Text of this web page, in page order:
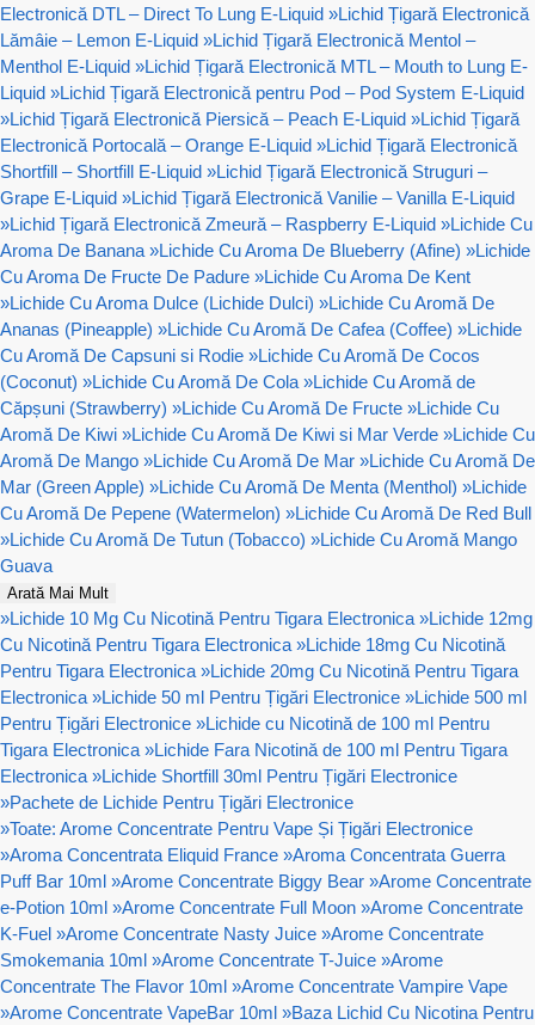
Electronică DTL – Direct To Lung E-Liquid »Lichid Țigară Electronică
Lămâie – Lemon E-Liquid »Lichid Țigară Electronică Mentol –
Menthol E-Liquid »Lichid Țigară Electronică MTL – Mouth to Lung E-
Liquid »Lichid Țigară Electronică pentru Pod – Pod System E-Liquid
»Lichid Țigară Electronică Piersică – Peach E-Liquid »Lichid Țigară
Electronică Portocală – Orange E-Liquid »Lichid Țigară Electronică
Shortfill – Shortfill E-Liquid »Lichid Țigară Electronică Struguri –
Grape E-Liquid »Lichid Țigară Electronică Vanilie – Vanilla E-Liquid
»Lichid Țigară Electronică Zmeură – Raspberry E-Liquid »Lichide Cu
Aroma De Banana »Lichide Cu Aroma De Blueberry (Afine) »Lichide
Cu Aroma De Fructe De Padure »Lichide Cu Aroma De Kent
»Lichide Cu Aroma Dulce (Lichide Dulci) »Lichide Cu Aromă De
Ananas (Pineapple) »Lichide Cu Aromă De Cafea (Coffee) »Lichide
Cu Aromă De Capsuni si Rodie »Lichide Cu Aromă De Cocos
(Coconut) »Lichide Cu Aromă De Cola »Lichide Cu Aromă de
Căpșuni (Strawberry) »Lichide Cu Aromă De Fructe »Lichide Cu
Aromă De Kiwi »Lichide Cu Aromă De Kiwi si Mar Verde »Lichide Cu
Aromă De Mango »Lichide Cu Aromă De Mar »Lichide Cu Aromă De
Mar (Green Apple) »Lichide Cu Aromă De Menta (Menthol) »Lichide
Cu Aromă De Pepene (Watermelon) »Lichide Cu Aromă De Red Bull
»Lichide Cu Aromă De Tutun (Tobacco) »Lichide Cu Aromă Mango
Guava
Arată Mai Mult
»Lichide 10 Mg Cu Nicotină Pentru Tigara Electronica »Lichide 12mg
Cu Nicotină Pentru Tigara Electronica »Lichide 18mg Cu Nicotină
Pentru Tigara Electronica »Lichide 20mg Cu Nicotină Pentru Tigara
Electronica »Lichide 50 ml Pentru Țigări Electronice »Lichide 500 ml
Pentru Țigări Electronice »Lichide cu Nicotină de 100 ml Pentru
Tigara Electronica »Lichide Fara Nicotină de 100 ml Pentru Tigara
Electronica »Lichide Shortfill 30ml Pentru Țigări Electronice
»Pachete de Lichide Pentru Țigări Electronice
»Toate: Arome Concentrate Pentru Vape Și Țigări Electronice
»Aroma Concentrata Eliquid France »Aroma Concentrata Guerra
Puff Bar 10ml »Arome Concentrate Biggy Bear »Arome Concentrate
e-Potion 10ml »Arome Concentrate Full Moon »Arome Concentrate
K-Fuel »Arome Concentrate Nasty Juice »Arome Concentrate
Smokemania 10ml »Arome Concentrate T-Juice »Arome
Concentrate The Flavor 10ml »Arome Concentrate Vampire Vape
»Arome Concentrate VapeBar 10ml »Baza Lichid Cu Nicotina Pentru